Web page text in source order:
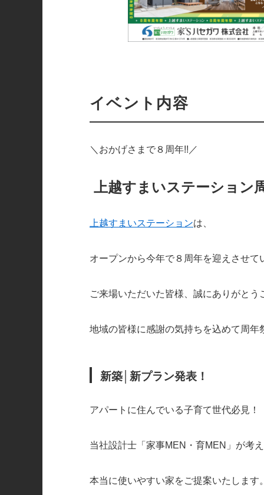
イベント内容
＼おかげさまで８周年!!／
上越すまいステーション
上越すまいステーションは、
オープンから今年で８周年を迎えさせて
ご来場いただいた皆様、誠にありがとう
地域の皆様に感謝の気持ちを込めて周年
新築│新プラン発表！
アパートに住んでいる子育て世代必見！
当社設計士「家事MEN・育MEN」が考
本当に使いやすい家をご提案いたします